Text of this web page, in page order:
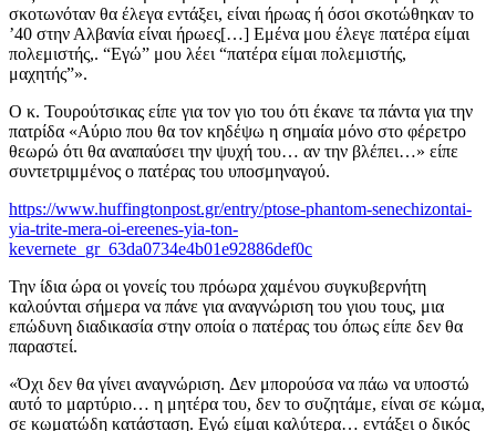
σκοτωνόταν θα έλεγα εντάξει, είναι ήρωας ή όσοι σκοτώθηκαν το
’40 στην Αλβανία είναι ήρωες[…] Εμένα μου έλεγε πατέρα είμαι
πολεμιστής,. “Εγώ” μου λέει “πατέρα είμαι πολεμιστής,
μαχητής”».
Ο κ. Τουρούτσικας είπε για τον γιο του ότι έκανε τα πάντα για την
πατρίδα «Αύριο που θα τον κηδέψω η σημαία μόνο στο φέρετρο
θεωρώ ότι θα αναπαύσει την ψυχή του… αν την βλέπει…» είπε
συντετριμμένος ο πατέρας του υποσμηναγού.
https://www.huffingtonpost.gr/entry/ptose-phantom-senechizontai-
yia-trite-mera-oi-ereenes-yia-ton-
kevernete_gr_63da0734e4b01e92886def0c
Την ίδια ώρα οι γονείς του πρόωρα χαμένου συγκυβερνήτη
καλούνται σήμερα να πάνε για αναγνώριση του γιου τους, μια
επώδυνη διαδικασία στην οποία ο πατέρας του όπως είπε δεν θα
παραστεί.
«Όχι δεν θα γίνει αναγνώριση. Δεν μπορούσα να πάω να υποστώ
αυτό το μαρτύριο… η μητέρα του, δεν το συζητάμε, είναι σε κώμα,
σε κωματώδη κατάσταση. Εγώ είμαι καλύτερα… εντάξει ο δικός